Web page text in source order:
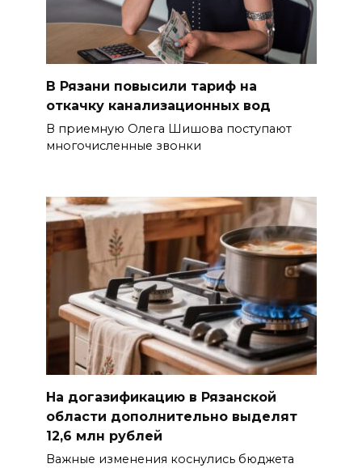
В Рязани повысили тариф на
откачку канализационных вод
В приемную Олега Шишова поступают
многочисленные звонки
На догазификацию в Рязанской
области дополнительно выделят
12,6 млн рублей
Важные изменения коснулись бюджета